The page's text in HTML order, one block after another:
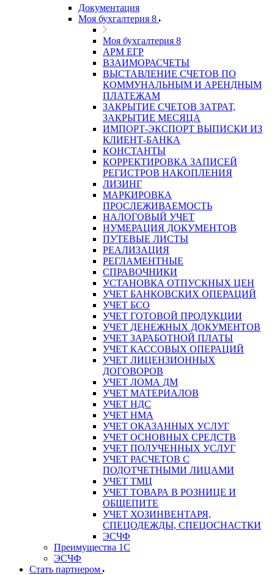
Документация
Моя бухгалтерия 8
Моя бухгалтерия 8
АРМ ЕГР
ВЗАИМОРАСЧЕТЫ
ВЫСТАВЛЕНИЕ СЧЕТОВ ПО
КОММУНАЛЬНЫМ И АРЕНДНЫМ
ПЛАТЕЖАМ
ЗАКРЫТИЕ СЧЕТОВ ЗАТРАТ,
ЗАКРЫТИЕ МЕСЯЦА
ИМПОРТ-ЭКСПОРТ ВЫПИСКИ ИЗ
КЛИЕНТ-БАНКА
КОНСТАНТЫ
КОРРЕКТИРОВКА ЗАПИСЕЙ
РЕГИСТРОВ НАКОПЛЕНИЯ
ЛИЗИНГ
МАРКИРОВКА
ПРОСЛЕЖИВАЕМОСТЬ
НАЛОГОВЫЙ УЧЕТ
НУМЕРАЦИЯ ДОКУМЕНТОВ
ПУТЕВЫЕ ЛИСТЫ
РЕАЛИЗАЦИЯ
РЕГЛАМЕНТНЫЕ
СПРАВОЧНИКИ
УСТАНОВКА ОТПУСКНЫХ ЦЕН
УЧЕТ БАНКОВСКИХ ОПЕРАЦИЙ
УЧЕТ БСО
УЧЕТ ГОТОВОЙ ПРОДУКЦИИ
УЧЕТ ДЕНЕЖНЫХ ДОКУМЕНТОВ
УЧЕТ ЗАРАБОТНОЙ ПЛАТЫ
УЧЕТ КАССОВЫХ ОПЕРАЦИЙ
УЧЕТ ЛИЦЕНЗИОННЫХ
ДОГОВОРОВ
УЧЕТ ЛОМА ДМ
УЧЕТ МАТЕРИАЛОВ
УЧЕТ НДС
УЧЕТ НМА
УЧЕТ ОКАЗАННЫХ УСЛУГ
УЧЕТ ОСНОВНЫХ СРЕДСТВ
УЧЕТ ПОЛУЧЕННЫХ УСЛУГ
УЧЕТ РАСЧЕТОВ С
ПОДОТЧЕТНЫМИ ЛИЦАМИ
УЧЕТ ТМЦ
УЧЕТ ТОВАРА В РОЗНИЦЕ И
ОБЩЕПИТЕ
УЧЕТ ХОЗИНВЕНТАРЯ,
СПЕЦОДЕЖДЫ, СПЕЦОСНАСТКИ
ЭСЧФ
Преимущества 1С
ЭСЧФ
Стать партнером